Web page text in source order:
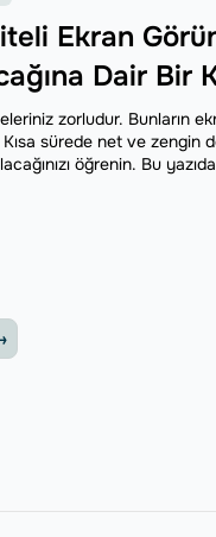
Ekran
Dair Bir
zorludur. Bunların
Kısa sürede net ve zengin
öğrenin. Bu